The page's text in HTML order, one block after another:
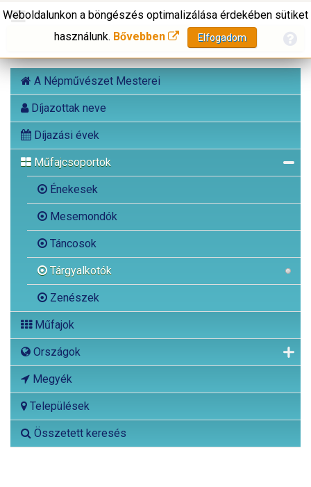
A Népművészet Mesterei
Díjazottak neve
Díjazási évek
Műfajcsoportok
Énekesek
Mesemondók
Táncosok
Tárgyalkotók
Zenészek
Műfajok
Országok
Megyék
Települések
Összetett keresés
Weboldalunkon a böngészés optimalizálása érdekében sütiket
használunk. Bővebben Elfogadom